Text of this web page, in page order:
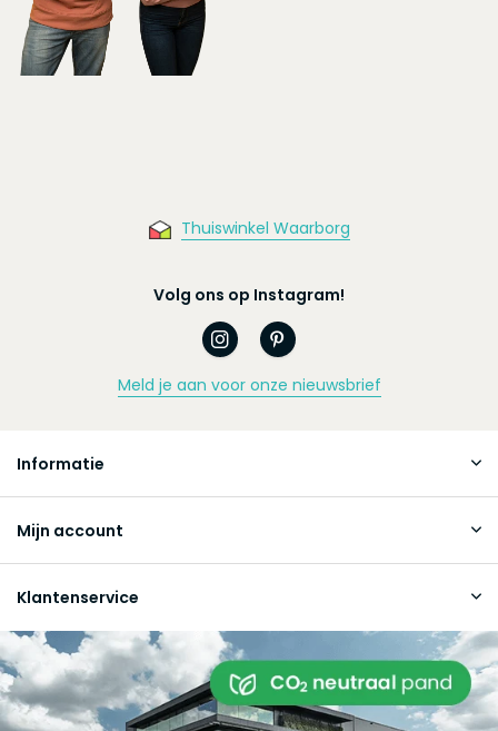
Thuiswinkel Waarborg
Volg ons op Instagram!
Meld je aan voor onze nieuwsbrief
Informatie
Mijn account
Klantenservice